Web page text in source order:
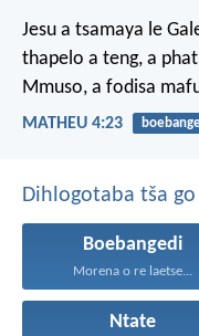
Jesu a tsamaya le
thapelo a teng, a
Mmuso, a fodisa
MATHEU 4:23
Dihlogotaba tša
Boebangedi
Morena o re laetse...
Ntate